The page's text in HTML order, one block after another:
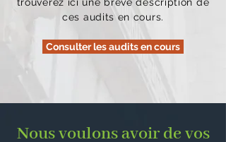
ces audits en cours.
Consulter les audits en cours
Nous voulons avoir de vos